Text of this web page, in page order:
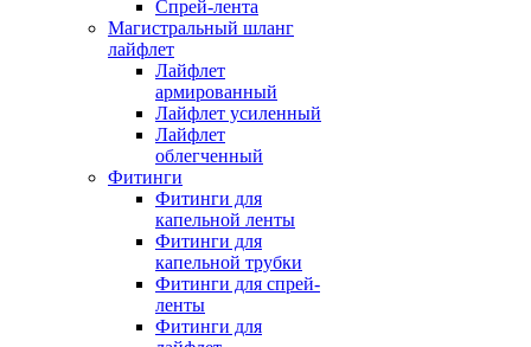
Спрей-лента
Магистральный шланг
лайфлет
Лайфлет
армированный
Лайфлет усиленный
Лайфлет
облегченный
Фитинги
Фитинги для
капельной ленты
Фитинги для
капельной трубки
Фитинги для спрей-
ленты
Фитинги для